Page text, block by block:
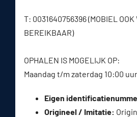
T: 0031640756396 (MOBIEL OOK
BEREIKBAAR)
OPHALEN IS MOGELIJK OP:
Maandag t/m zaterdag 10:00
Eigen
Origineel / Imitatie: